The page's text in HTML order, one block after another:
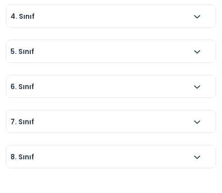
4. Sınıf
5. Sınıf
6. Sınıf
7. Sınıf
8. Sınıf